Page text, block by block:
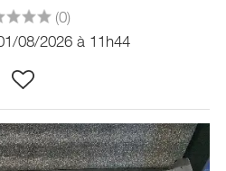
(0)
08/2026 à 11h44